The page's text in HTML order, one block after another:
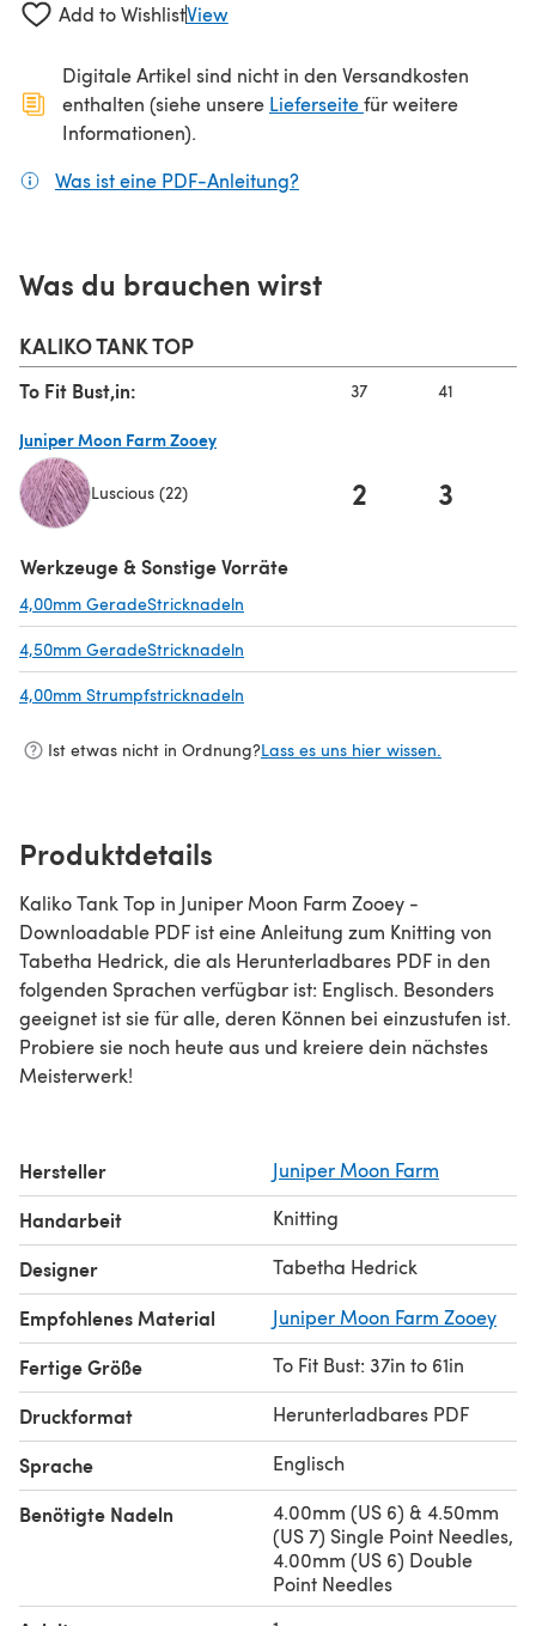
Add to WishlistView
Digitale Artikel sind nicht in den Versandkosten
enthalten (siehe unsere Lieferseite(öffnet sich in
für weitere
Informationen).
Was ist eine PDF-Anleitung?
Was du brauchen wirst
KALIKO TANK TOP
To Fit Bust,in: 37 41
Juniper Moon Farm Zooey
Luscious (22) 2 3
Werkzeuge & Sonstige Vorräte
4,00mm GeradeStricknadeln
4,50mm GeradeStricknadeln
4,00mm Strumpfstricknadeln
Ist etwas nicht in Ordnung?Lass es uns hier wissen.
Produktdetails
Kaliko Tank Top in Juniper Moon Farm Zooey -
Downloadable PDF ist eine Anleitung zum Knitting von
Tabetha Hedrick, die als Herunterladbares PDF in den
folgenden Sprachen verfügbar ist: Englisch. Besonders
geeignet ist sie für alle, deren Können bei einzustufen ist.
Probiere sie noch heute aus und kreiere dein nächstes
Meisterwerk!
Hersteller Juniper Moon Farm
Handarbeit Knitting
Designer Tabetha Hedrick
Empfohlenes Material Juniper Moon Farm Zooey
Fertige Größe To Fit Bust: 37in to 61in
Druckformat Herunterladbares PDF
Sprache Englisch
Benötigte Nadeln
4.00mm (US 6) & 4.50mm
(US 7) Single Point Needles,
4.00mm (US 6) Double
Point Needles